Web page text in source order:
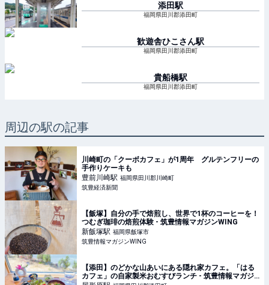
添田駅
福岡県田川郡添田町
歓遊舎ひこさん駅
福岡県田川郡添田町
貴船橋駅
福岡県田川郡添田町
周辺の駅の記事
川崎町の「クーボカフェ」が1周年 グルテンフリーの
手作りケーキも
豊前川崎駅 福岡県田川郡川崎町
筑豊経済新聞
【飯塚】自分の手で焙煎し、世界で1杯のコーヒーを！
つむぎ珈琲の焙煎体験 - 筑豊情報マガジンWING
新飯塚駅 福岡県飯塚市
筑豊情報マガジンWING
【添田】のどかな山あいにある隠れ家カフェ。「はる
カフェ」の自家製米おむすびランチ - 筑豊情報マガジ